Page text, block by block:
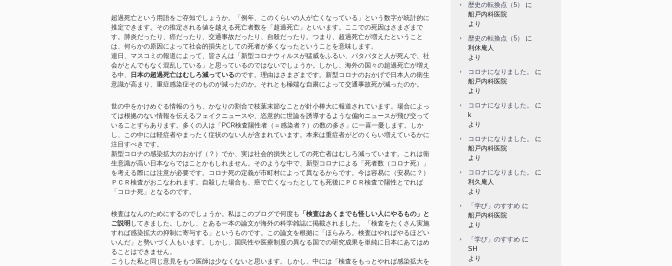
超過死亡という用語をご存知でしょうか。「例年、このくらいの人が亡くなっている」という数字が統計的に
推定できます。その推定される値を越える死亡者数を「超過死亡」といいます。ここでの死因はさまざまで
す。肺炎だったり、癌だったり、交通事故だったり、自殺だったり。つまり、超過死亡が増えたということ
は、何らかの原因によって社会的損失としての死者が多くなったということを意味します。
連日、マスコミの報道によって、皆さんは「新型コロナウィルスが猛威をふるい、バタバタと人が死んで、社
会がとんでもなく混乱している」と思っているのではないでしょうか。しかし、海外の国々の超過死亡が増え
る中、
日本の超過死亡はむしろ減っているのです。理由はさまざまです。新型コロナのおかげで日本人の衛生
意識が高まり、重症感染症そのものが減ったのか。それとも極端な自粛によって交通事故死が減ったのか。
世の中をかけめぐる情報のうち、かなりの割合で枝葉末節なことが針小棒大に報道されています。場合によっ
ては根拠のない情報を伝えるフェイクニュースや、恣意的に世論を誘導するような偏向ニュースが飛び交って
いることすらあります。多くの人は「PCR検査陽性者（＝感染者？）の数の多さ」に一喜一憂します。しか
し、この中には軽症者やまったく症状のない人が含まれています。本来は重症者がどのくらい増えているかに
注目すべきです。
新型コロナの感染拡大のおかげ（？）でか、実は社会的損失としての死亡者はむしろ減っています。これは衛
生意識が高い日本ならではことかもしれません。そのような中で、新型コロナによる「死者数（コロナ死）」
を考える際には注意が必要です。コロナ死の定義が市町村によって異なるからです。今は容易に（安易に？）
ＰＣＲ検査がおこなわれます。自殺した場合も、癌で亡くなったとしても死後にＰＣＲ検査で陽性とでれば
「コロナ死」となるのです。
検査はなんのためにするのでしょうか。私はこのブログで何度も 「検査はあくまでも怪しい人にやるもの」と
ご説明 してきました。しかし、とある一本の論文が海外の科学雑誌に掲載されました。「検査をたくさん実施
すれば感染拡大の抑制に寄与する」というものです。この論文を根拠に「ほらみろ。検査はやればやるほどい
いんだ」と勢いづく人もいます。しかし、国民性や医療制度の異なる国での研究成果を単純に日本にあてはめ
ることはできません。
こうした私と同じ意見をもつ医師は少なくないと思います。しかし、中には「検査をもっとやれば感染拡大を
歴史の転換点（5）
に
船戸内科医院
より
歴史の転換点（5）
に
利休庵人
より
コロナになりました。
に
船戸内科医院
より
コロナになりました。
に
k
より
コロナになりました。
に
船戸内科医院
より
コロナになりました。
に
利久庵人
より
「学び」のすすめ に
船戸内科医院
より
「学び」のすすめ に
SH
より